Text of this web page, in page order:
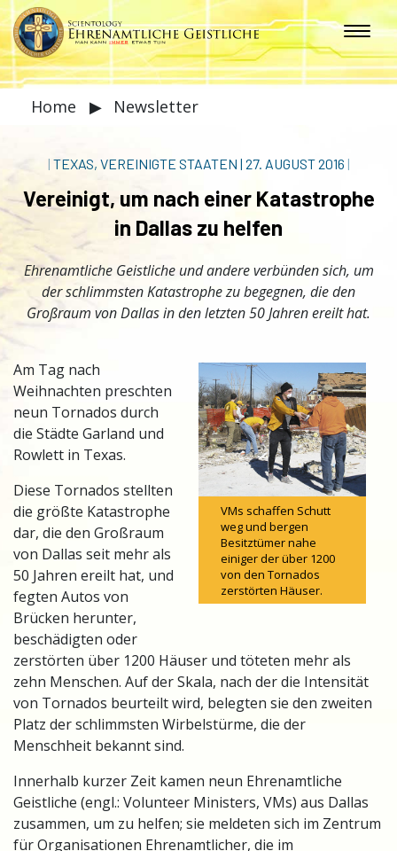
Home ▶ Newsletter
| TEXAS, VEREINIGTE STAATEN | 27. AUGUST 2016 |
Vereinigt, um nach einer Katastrophe
in Dallas zu helfen
Ehrenamtliche Geistliche und andere verbünden sich, um
der schlimmsten Katastrophe zu begegnen, die den
Großraum von Dallas in den letzten 50 Jahren ereilt hat.
VMs schaffen Schutt
weg und bergen
Besitztümer nahe
einiger der über 1200
von den Tornados
zerstörten Häuser.
Am Tag nach
Weihnachten preschten
neun Tornados durch
die Städte Garland und
Rowlett in Texas.
Diese Tornados stellten
die größte Katastrophe
dar, die den Großraum
von Dallas seit mehr als
50 Jahren ereilt hat, und
fegten Autos von
Brücken herunter,
beschädigten oder
zerstörten über 1200 Häuser und töteten mehr als
zehn Menschen. Auf der Skala, nach der die Intensität
von Tornados beurteilt wird, belegten sie den zweiten
Platz der schlimmsten Wirbelstürme, die der
Menschheit bekannt sind.
Innerhalb kurzer Zeit kamen neun Ehrenamtliche
Geistliche (engl.: Volunteer Ministers, VMs) aus Dallas
zusammen, um zu helfen; sie meldeten sich im Zentrum
für Organisationen Ehrenamtlicher, die im